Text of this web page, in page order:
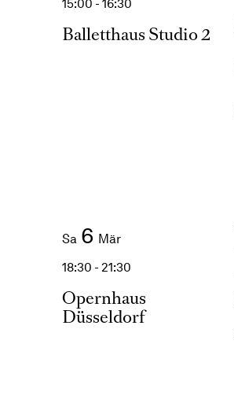
15:00 - 16:30
Balletthaus Studio 2
Sa 6 Mär
18:30 - 21:30
Opernhaus
Düsseldorf